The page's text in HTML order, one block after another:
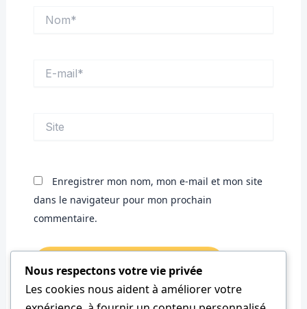
mail*
Enregistrer mon nom, mon e-mail et mon site
dans le navigateur pour mon prochain
commentaire.
Nous respectons votre vie privée
Les cookies nous aident à améliorer votre